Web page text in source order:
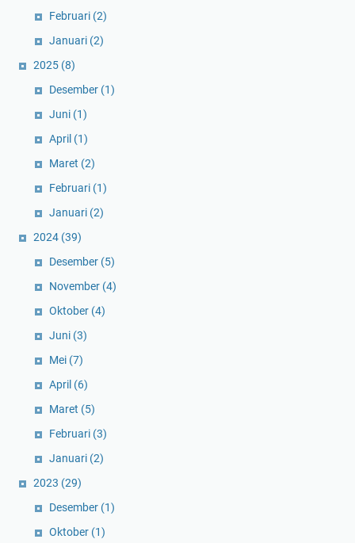
Februari (2)
Januari (2)
2025 (8)
Desember (1)
Juni (1)
April (1)
Maret (2)
Februari (1)
Januari (2)
2024 (39)
Desember (5)
November (4)
Oktober (4)
Juni (3)
Mei (7)
April (6)
Maret (5)
Februari (3)
Januari (2)
2023 (29)
Desember (1)
Oktober (1)